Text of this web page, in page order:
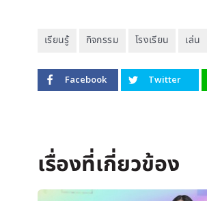
เรียนรู้ กิจกรรม โรงเรียน เล่น
Facebook Twitter